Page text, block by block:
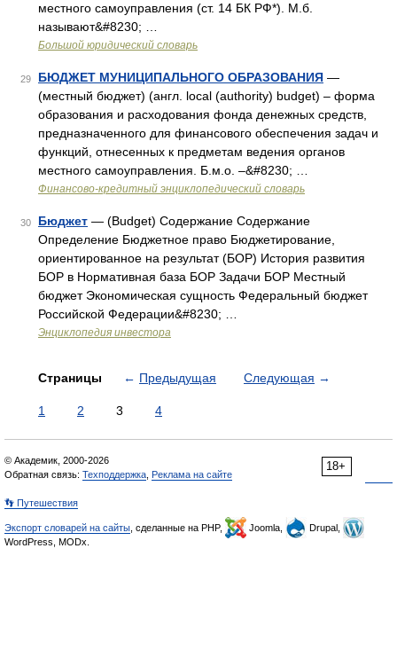
местного самоуправления (ст. 14 БК РФ*). М.б.
называют&#8230; …
Большой юридический словарь
29 БЮДЖЕТ МУНИЦИПАЛЬНОГО ОБРАЗОВАНИЯ —
(местный бюджет) (англ. local (authority) budget) – форма
образования и расходования фонда денежных средств,
предназначенного для финансового обеспечения задач и
функций, отнесенных к предметам ведения органов
местного самоуправления. Б.м.о. –&#8230; …
Финансово-кредитный энциклопедический словарь
30 Бюджет — (Budget) Содержание Содержание
Определение Бюджетное право Бюджетирование,
ориентированное на результат (БОР) История развития
БОР в Нормативная база БОР Задачи БОР Местный
бюджет Экономическая сущность Федеральный бюджет
Российской Федерации&#8230; …
Энциклопедия инвестора
Страницы ← Предыдущая Следующая →
1 2 3 4
18+
© Академик, 2000-2026
Обратная связь: Техподдержка Реклама на сайте
👣 Путешествия
Экспорт словарей на сайты , сделанные на PHP, Joomla,
Drupal,
WordPress, MODx.